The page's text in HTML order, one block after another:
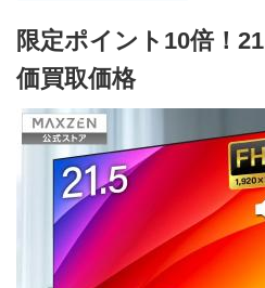
限定ポイント10倍！
価買取価格